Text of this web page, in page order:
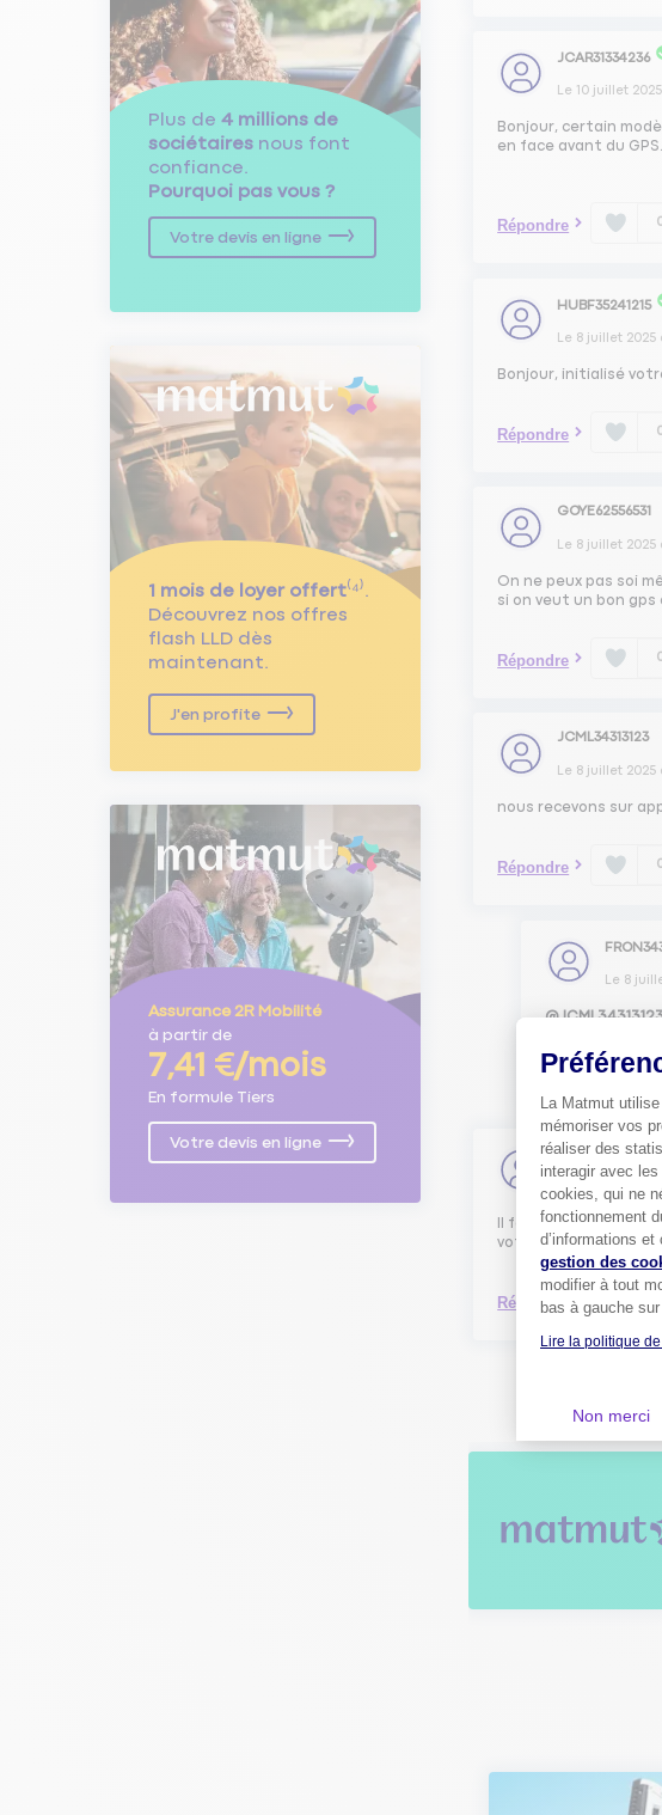
Plus de 4 millions de
sociétaires nous font
confiance.
Pourquoi pas vous ?
Votre devis en ligne
1 mois de loyer offert⁽⁴⁾.
Découvrez nos offres
flash LLD dès
maintenant.
J'en profite
Assurance 2R Mobilité
à partir de
7,41 €/mois
En formule Tiers
Votre devis en ligne
JCAR31334236
Le 10 juillet 2025
Bonjour, certain
en face avant du GPS.
Répondre
HUBF35241215
Le 8 juillet 2025
Bonjour, initialisé
Répondre
GOYE62556531
Le 8 juillet 2025
On ne peux pas soi
si on veut un bon
Répondre
JCML34313123
Le 8 juillet 2025
nous recevons sur
Répondre
Le 8
Répondre
FRON34346661
Le 8 juillet 2025
Il faut ce connecter
votre carte grise
Répondre
La Matmut
mémoriser vos
réaliser des
interagir avec
cookies, qui ne
fonctionnement
d’informations
gestion des
modifier à tout
bas à gauche
Lire la politique
Non merci